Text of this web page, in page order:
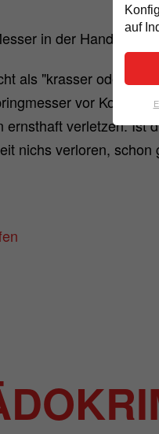
in der Hand bist
als "krasser oder
vor
verletzen. Ist
nichs verloren, schon
auf